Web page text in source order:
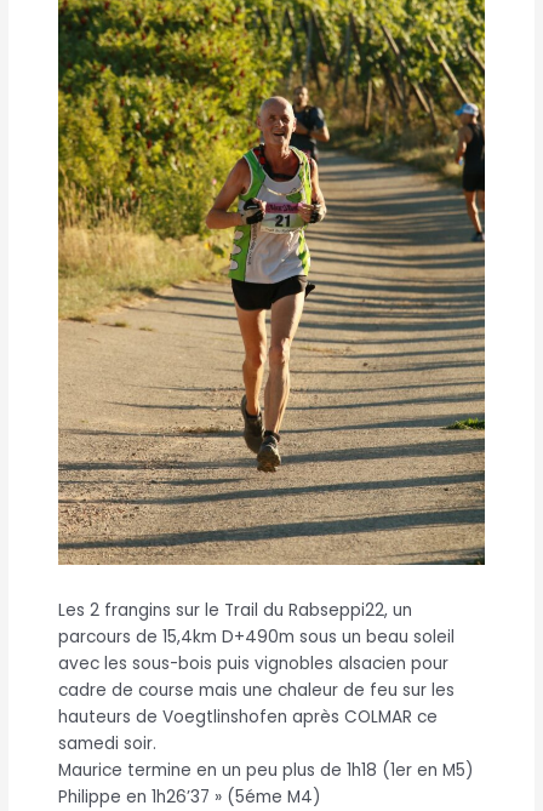
Les 2 frangins sur le Trail du Rabseppi22, un
parcours de 15,4km D+490m sous un beau soleil
avec les sous-bois puis vignobles alsacien pour
cadre de course mais une chaleur de feu sur les
hauteurs de Voegtlinshofen après COLMAR ce
samedi soir.
Maurice termine en un peu plus de 1h18 (1er en M5)
Philippe en 1h26’37 » (5éme M4)